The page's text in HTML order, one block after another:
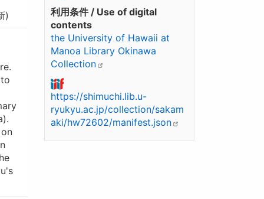
)
利用条件 / Use of digital
contents
the University of Hawaii at
Manoa Library Okinawa
Collection
https://shimuchi.lib.u-
ryukyu.ac.jp/collection/sakam
aki/hw72602/manifest.json